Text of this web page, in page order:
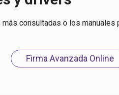
consultadas o los manuales
Firma Avanzada Online